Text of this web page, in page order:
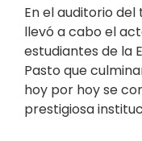
En el auditorio
llevó a cabo el
estudiantes de la
Pasto que
hoy por hoy se
prestigiosa